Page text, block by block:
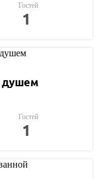
Гостей
1
душем
Гостей
1